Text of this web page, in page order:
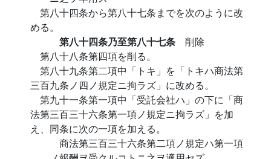
第八十四条から第八十七条までを次のように改
める。
第八十四条乃至第八十七条 削除
第八十八条第四項を削る。
第八十九条第二項中「トキ」を「トキハ商法第
三百九条ノ四ノ規定ニ拘ラズ」に改める。
第九十一条第一項中「受託会社ハ」の下に「商
法第三百三十六条第一項ノ規定ニ拘ラズ」を加
え、同条に次の一項を加える。
商法第三百三十六条第二項ノ規定ハ第一項